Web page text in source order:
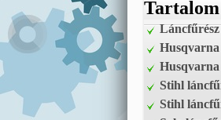
Tartalom
Stihl
Stihl